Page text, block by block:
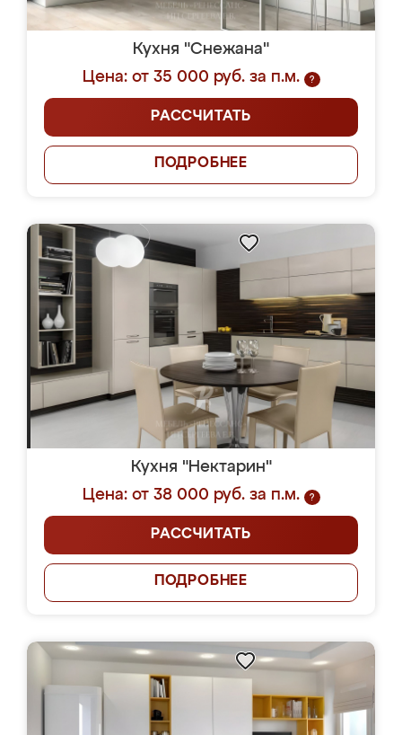
Кухня "Снежана"
Цена: от 35 000 руб. за п.м.
?
РАССЧИТАТЬ
ПОДРОБНЕЕ
Кухня "Нектарин"
Цена: от 38 000 руб. за п.м.
?
РАССЧИТАТЬ
ПОДРОБНЕЕ